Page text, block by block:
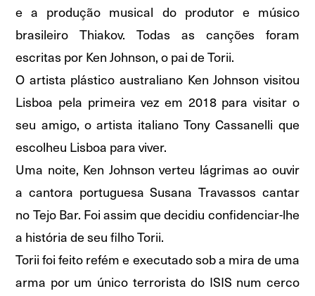
e a produção musical do produtor e músico
brasileiro Thiakov. Todas as canções foram
escritas por Ken Johnson, o pai de Torii.
O artista plástico australiano Ken Johnson visitou
Lisboa pela primeira vez em 2018 para visitar o
seu amigo, o artista italiano Tony Cassanelli que
escolheu Lisboa para viver.
Uma noite, Ken Johnson verteu lágrimas ao ouvir
a cantora portuguesa Susana Travassos cantar
no Tejo Bar. Foi assim que decidiu confidenciar-lhe
a história de seu filho Torii.
Torii foi feito refém e executado sob a mira de uma
arma por um único terrorista do ISIS num cerco